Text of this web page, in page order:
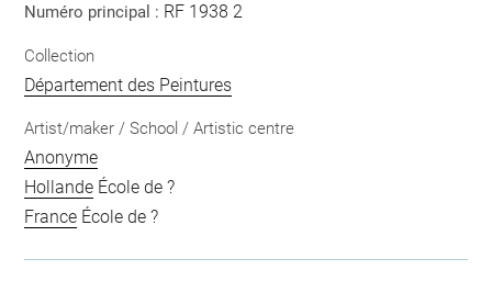
Numéro principal : RF 1938 2
Collection
Département des Peintures
Artist/maker / School / Artistic centre
Anonyme
Hollande École de ?
France École de ?